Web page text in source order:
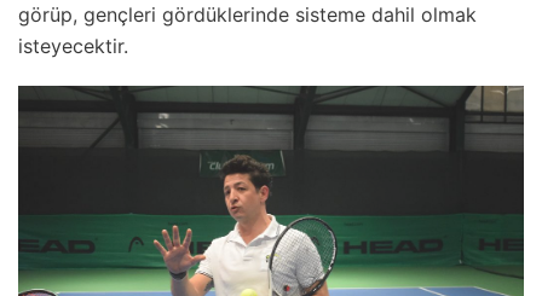
görüp, gençleri gördüklerinde sisteme dahil olmak
isteyecektir.